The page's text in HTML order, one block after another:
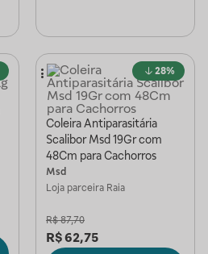
28%
Coleira Antiparasitária
Scalibor Msd 19Gr com
48Cm para Cachorros
Msd
Loja parceira Raia
R$ 87,70
R$62,75